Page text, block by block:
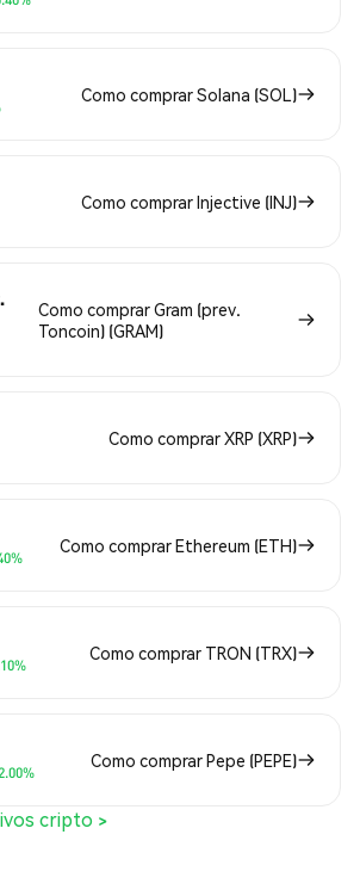
Como comprar Solana (SOL)
Como comprar Injective (INJ)
Como comprar Gram (prev.
Toncoin) (GRAM)
Como comprar XRP (XRP)
Como comprar Ethereum (ETH)
Como comprar TRON (TRX)
Como comprar Pepe (PEPE)
cripto >